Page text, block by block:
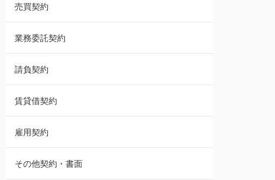
承諾書
雇用契約
その他契約・書面
売買契約
株主総会議事録・関連書類
請負契約
売買契約
業務委託契約
請負契約
賃貸借契約
雇用契約
その他契約・書面